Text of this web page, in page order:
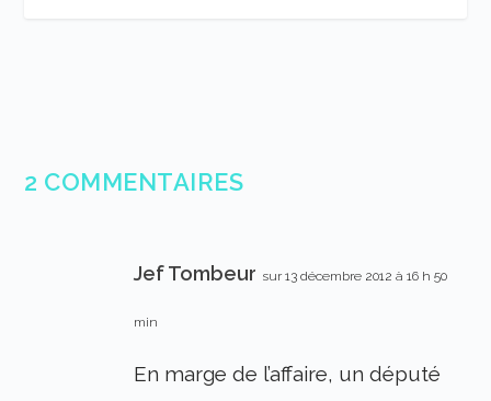
2 COMMENTAIRES
Jef Tombeur sur 13 décembre 2012 à 16 h 50
min
En marge de l’affaire, un député